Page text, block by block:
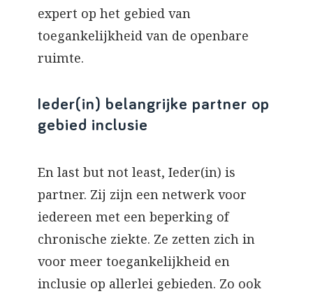
expert op het gebied van
toegankelijkheid van de openbare
ruimte.
Ieder(in) belangrijke partner op
gebied inclusie
En last but not least, Ieder(in) is
partner. Zij zijn een netwerk voor
iedereen met een beperking of
chronische ziekte. Ze zetten zich in
voor meer toegankelijkheid en
inclusie op allerlei gebieden. Zo ook